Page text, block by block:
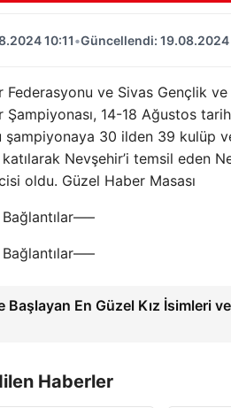
10:11•Güncellendi: 19.08.2024
Federasyonu ve Sivas Gençlik
Şampiyonası, 14-18 Ağustos
şampiyonaya 30 ilden 39 kulüp
Nevşehir’i temsil eden
oldu. Güzel Haber Masası
En Güzel Kız İsimleri ve
Haberler